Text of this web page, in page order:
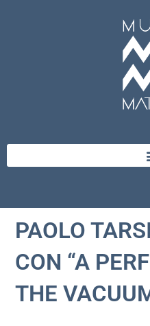
PAOLO
CON “A
THE